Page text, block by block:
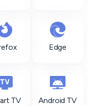
Edge
TV Android TV